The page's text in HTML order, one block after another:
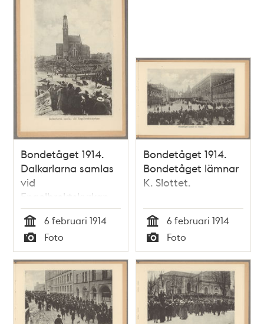
Bondetåget 1914.
Dalkarlarna samlas
vid
Engelbrektskyrkan
Tid
6 februari 1914
Typ
Foto
Bondetåget 1914.
Bondetåget lämnar
K. Slottet.
Tid
6 februari 1914
Typ
Foto